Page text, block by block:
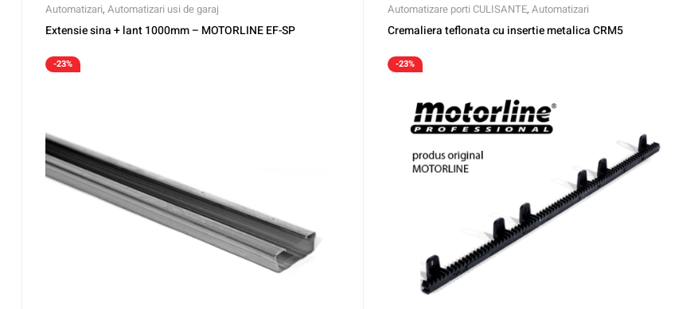
Automatizari, Automatizari usi de garaj
Extensie sina + lant 1000mm – MOTORLINE EF-SP
-23%
Automatizare porti CULISANTE, Automatizari
Cremaliera teflonata cu insertie metalica CRM5
-23%